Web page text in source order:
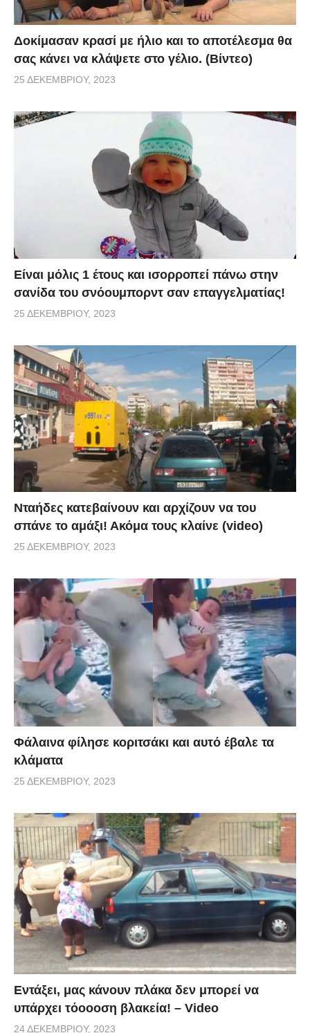
Δοκίμασαν κρασί με ήλιο και το αποτέλεσμα θα
σας κάνει να κλάψετε στο γέλιο. (Βίντεο)
25 ΔΕΚΕΜΒΡΊΟΥ, 2023
Είναι μόλις 1 έτους και ισορροπεί πάνω στην
σανίδα του σνόουμπορντ σαν επαγγελματίας!
25 ΔΕΚΕΜΒΡΊΟΥ, 2023
Νταήδες κατεβαίνουν και αρχίζουν να του
σπάνε το αμάξι! Ακόμα τους κλαίνε (video)
25 ΔΕΚΕΜΒΡΊΟΥ, 2023
Φάλαινα φίλησε κοριτσάκι και αυτό έβαλε τα
κλάματα
25 ΔΕΚΕΜΒΡΊΟΥ, 2023
Εντάξει, μας κάνουν πλάκα δεν μπορεί να
υπάρχει τόοοοση βλακεία! – Video
24 ΔΕΚΕΜΒΡΊΟΥ, 2023